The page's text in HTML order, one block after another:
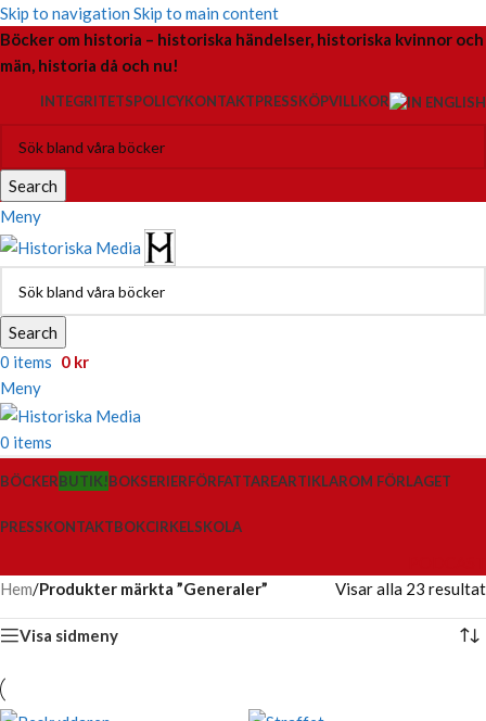
Skip to navigation Skip to main content
Böcker om historia – historiska händelser, historiska kvinnor och
män, historia då och nu!
INTEGRITETSPOLICYKONTAKTPRESSKÖPVILLKOR
Search
Meny
Search
0 items 0 kr
Meny
0 items
BÖCKERBUTIK!BOKSERIERFÖRFATTAREARTIKLAROM FÖRLAGET
PRESSKONTAKTBOKCIRKELSKOLA
Hem/Produkter märkta ”Generaler” Visar alla 23 resultat
Visa sidmeny